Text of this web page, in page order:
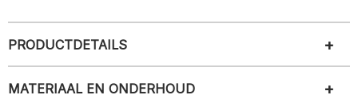
PRODUCTDETAILS
MATERIAAL EN ONDERHOUD